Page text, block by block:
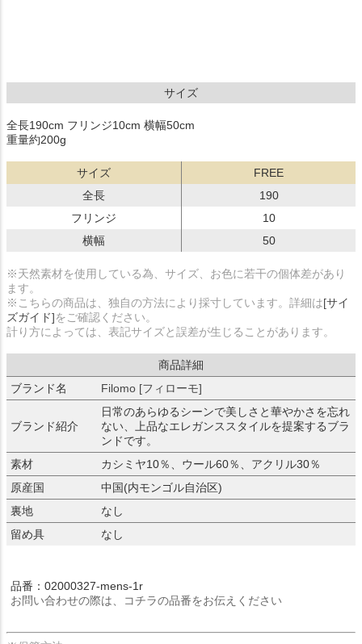
サイズ
全長190cm フリンジ10cm 横幅50cm
重量約200g
サイズ
FREE
全長
190
フリンジ
10
横幅
50
※天然素材を使用している為、サイズ、お色に若干の個体差があり
ます。
※こちらの商品は、独自の方法により採寸しています。詳細は[サイ
ズガイド]をご確認ください。
計り方によっては、表記サイズと誤差が生じることがあります。
商品詳細
ブランド名
Filomo [フィローモ]
ブランド紹介
日常のあらゆるシーンで美しさと華やかさを忘れ
ない、上品なエレガンススタイルを提案するブラ
ンドです。
素材
カシミヤ10％、ウール60％、アクリル30％
原産国
中国(内モンゴル自治区)
裏地
なし
留め具
なし
品番：02000327-mens-1r
お問い合わせの際は、コチラの品番をお伝えください